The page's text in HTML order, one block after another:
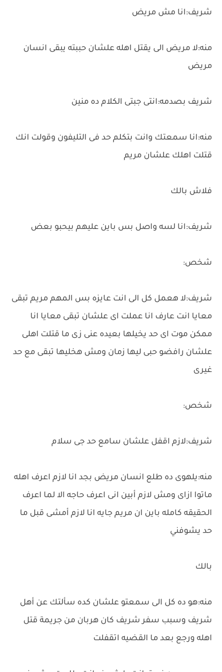
شريف:انا مش مريض
منه:لا مريض الى يقتل اهله علشان حببته يبقى انسان
مريض
شريف بصدمه:انتى جبتى الكلام ده منين
منه:انا سمعتك وانت بتكلم حد فى التليفون وقولت انك
قتلت اهلك علشان مريم
فلاش بالك
شريف:انا لسه واصل بس باين عليهم بيحبو بعض
شخص:
شريف:لا هعمل كل الى انت عايزه بس المهم مريم تبقى
معايا انت عارف انا عملت اى علشان تبقى معايا انا
ممكن موت اى حد يخيلها بعيده عنى زى ما قتلت اهلى
علشان رافضو حبى ليها زمان ومش هخليها تبقى مع حد
غيرى
شخص:
شريف:لازم اقفل علشان سامع حد جى سلام
منه:يلهوى ده طلع انسان مريض بجد انا لازم اعرف اهله
ماتوا ازاى ومش لازم أبين انى اعرف حاجه الا لما اعرف
الحقيقه كامله باين ان مريم جايه انا لازم أمشى قبل ما
حد يشوفني
بالك
منه:هو ده كل الى سمعتو علشان كده سألتك عن أهل
شريف وسبب سفر شريف كان هربان من جريمة قتل
اهله ورجع بعد ما القضيه اتقفلت